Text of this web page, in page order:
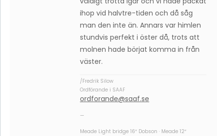
ihop vid halvtre-tiden och då såg
man den inte än. Annars var himlen
stundvis perfekt i öster då, trots att
molnen hade börjat komma in från
väster.
/Fredrik Silow
Ordförande i SAAF
ordforande@saaf.se
—
Meade Light bridge 16″ Dobson · Meade 12″